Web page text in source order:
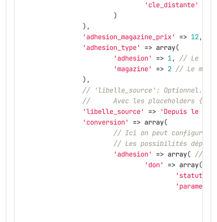
'cle_distante'
)
),
'adhesion_magazine_prix'
=> 12,
'adhesion_type'
=> array(
'adhesion'
=> 1,
// Le
'magazine'
=> 2 // Le
),
// 'libelle_source': Optionnel. Si
//      Avec les placeholders
'libelle_source'
=>
'Depuis le site -
'conversion'
=> array(
// Ici on peut configurer
// Les possibilités
'adhesion'
=> array( // le
'don'
=> array(